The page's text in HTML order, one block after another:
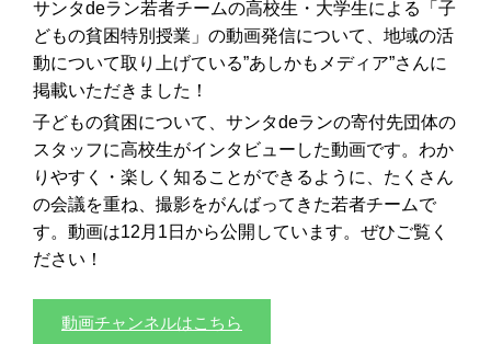
サンタdeラン若者チームの高校生・大学生による「子
どもの貧困特別授業」の動画発信について、地域の活
動について取り上げている”あしかもメディア”さんに
掲載いただきました！
子どもの貧困について、サンタdeランの寄付先団体の
スタッフに高校生がインタビューした動画です。わか
りやすく・楽しく知ることができるように、たくさん
の会議を重ね、撮影をがんばってきた若者チームで
す。動画は12月1日から公開しています。ぜひご覧く
ださい！
動画チャンネルはこちら